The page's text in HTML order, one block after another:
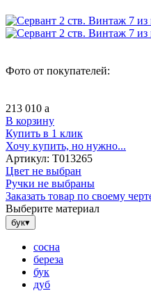
Фото от покупателей:
213 010 a
В корзину
Купить в 1 клик
Хочу купить, но нужно...
Артикул: Т013265
Цвет не выбран
Ручки не выбраны
Заказать товар по своему
Выберите материал
бук▾
сосна
береза
бук
дуб